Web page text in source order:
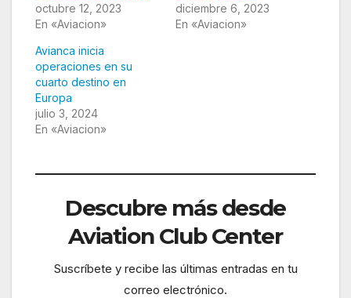
octubre 12, 2023
En «Aviacion»
diciembre 6, 2023
En «Aviacion»
Avianca inicia
operaciones en su
cuarto destino en
Europa
julio 3, 2024
En «Aviacion»
Descubre más desde
Aviation Club Center
Suscríbete y recibe las últimas entradas en tu
correo electrónico.